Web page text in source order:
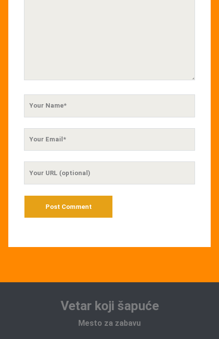
Vetar koji šapuće
Mesto za zabavu